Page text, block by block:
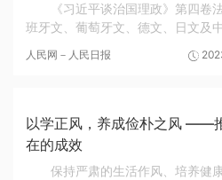
《习近平谈治国理政》第四卷
班牙文、葡萄牙文、德文、日文及
普遍认为，《习近平谈治国理政》
人民网－人民日报
以学正风，养成俭朴之风 ——
在的成效
保持严肃的生活作风、培养健